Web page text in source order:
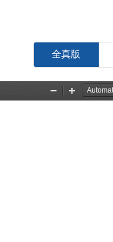
全真版